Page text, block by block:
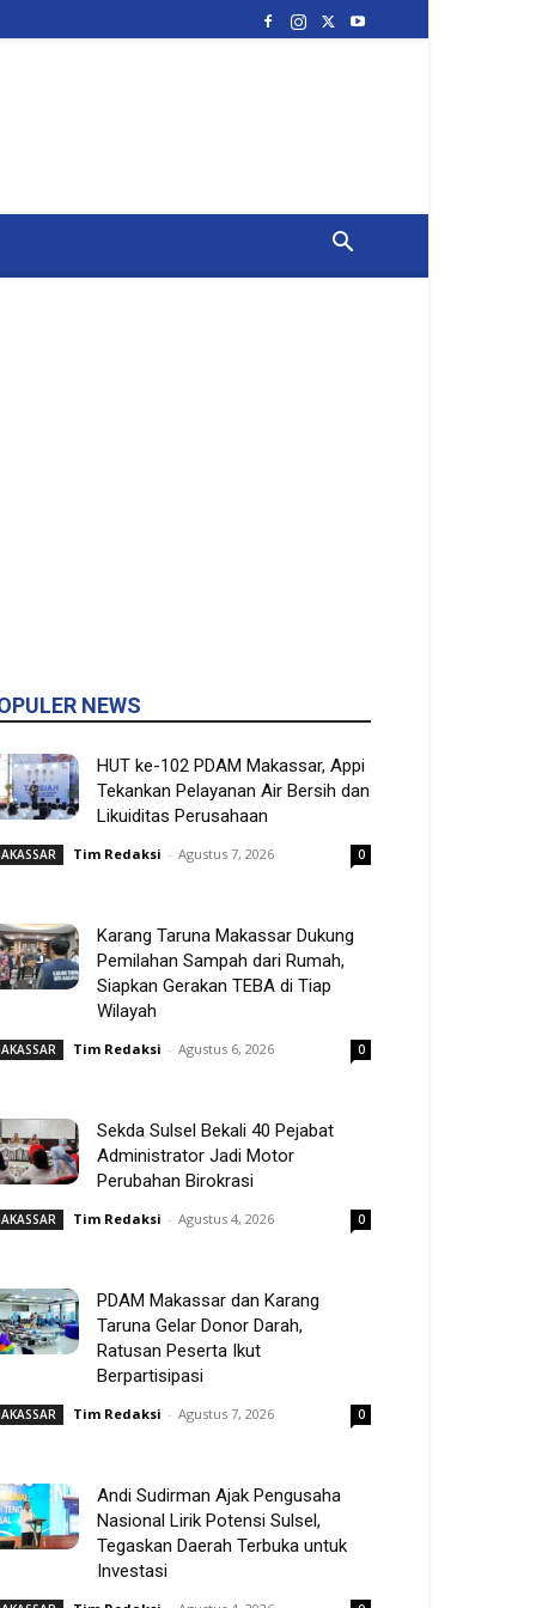
NEWS
HUT ke-102 PDAM Makassar, Appi
Tekankan Pelayanan Air Bersih dan
Likuiditas Perusahaan
Tim Redaksi - Agustus 7, 2026 0
Karang Taruna Makassar Dukung
Pemilahan Sampah dari Rumah,
Siapkan Gerakan TEBA di Tiap
Wilayah
Tim Redaksi - Agustus 6, 2026 0
Sekda Sulsel Bekali 40 Pejabat
Administrator Jadi Motor
Perubahan Birokrasi
Tim Redaksi - Agustus 4, 2026 0
PDAM Makassar dan Karang
Taruna Gelar Donor Darah,
Ratusan Peserta Ikut
Berpartisipasi
Tim Redaksi - Agustus 7, 2026 0
Andi Sudirman Ajak Pengusaha
Nasional Lirik Potensi Sulsel,
Tegaskan Daerah Terbuka untuk
Investasi